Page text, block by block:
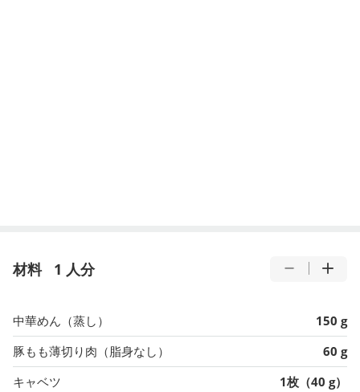
材料 1 人分
中華めん（蒸し）
150 g
豚もも薄切り肉（脂身なし）
60 g
キャベツ
1枚（40 g）